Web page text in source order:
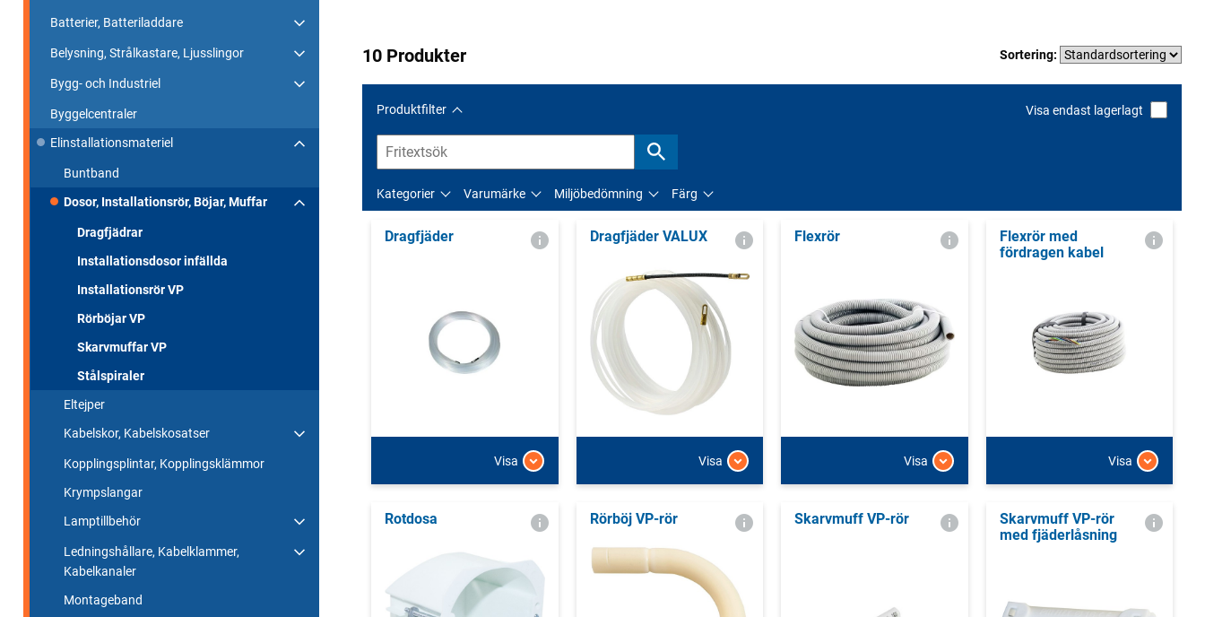
Batterier, Batteriladdare
Belysning, Strålkastare, Ljusslingor
Bygg- och Industriel
Byggelcentraler
Elinstallationsmateriel
Buntband
Dosor, Installationsrör, Böjar, Muffar
Dragfjädrar
Installationsdosor infällda
Installationsrör VP
Rörböjar VP
Skarvmuffar VP
Stålspiraler
Eltejper
Kabelskor, Kabelskosatser
Kopplingsplintar, Kopplingsklämmor
Krympslangar
Lamptillbehör
Ledningshållare, Kabelklammer,
Kabelkanaler
Montageband
10 Produkter Sortering:
Produktfilter Visa endast lagerlagt
Kategorier Varumärke Miljöbedömning Färg
Dragfjäder
Visa
Dragfjäder VALUX
Visa
Flexrör
Visa
Flexrör med
fördragen kabel
Visa
Rotdosa Rörböj VP-rör Skarvmuff VP-rör
Skarvmuff VP-rör
med fjäderlåsning